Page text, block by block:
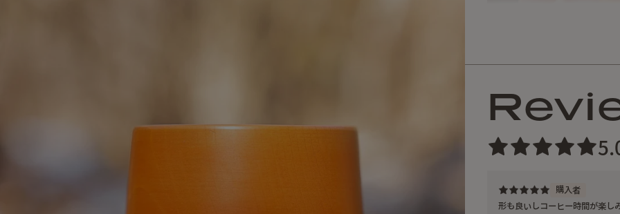
ひとりでも多くの人が、「
「漆のある暮らし、遊び」
る”NODATE”のコラボレー
購入者
形も良いしコーヒー時間が楽し